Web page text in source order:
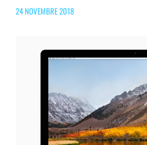
24 NOVEMBRE 2018